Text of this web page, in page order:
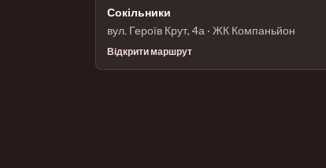
Сокільники
вул. Героїв Крут, 4а · ЖК Компаньйон
Відкрити маршрут